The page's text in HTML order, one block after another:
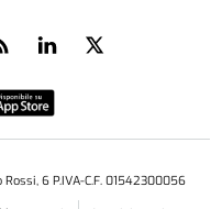
6 P.IVA-C.F. 01542300056